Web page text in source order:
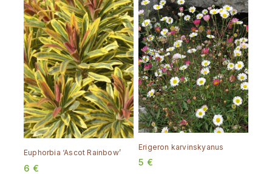
Euphorbia ‘Ascot Rainbow’
6 €
Erigeron karvinskyanus
5 €